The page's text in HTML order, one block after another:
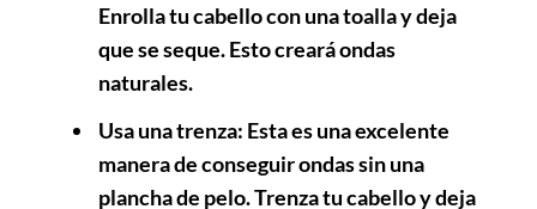
Enrolla tu cabello con una toalla y deja
que se seque. Esto creará ondas
naturales.
Usa una trenza: Esta es una excelente
manera de conseguir ondas sin una
plancha de pelo. Trenza tu cabello y deja